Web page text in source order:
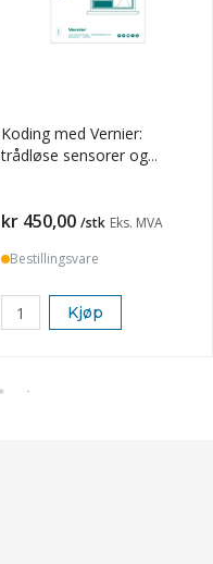
Koding med Vernier:
trådløse sensorer og
Pris
kr 450,00 /stk Eks. MVA
Bestillingsvare
Kjøp